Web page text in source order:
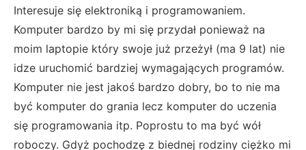
Interesuje się elektroniką i programowaniem.
Komputer bardzo by mi się przydał ponieważ na
moim laptopie który swoje już przeżył (ma 9 lat) nie
idze uruchomić bardziej wymagających programów.
Komputer nie jest jakoś bardzo dobry, bo to nie ma
być komputer do grania lecz komputer do uczenia
się programowania itp. Poprostu to ma być wół
roboczy. Gdyż pochodzę z biednej rodziny ciężko mi